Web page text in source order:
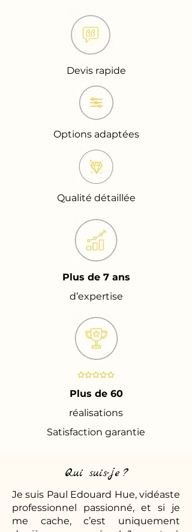
Devis rapide
Options adaptées
Qualité détaillée
Plus de 7 ans
d’expertise
Plus de 60
réalisations
Satisfaction garantie
Qui suis-je ?
Je suis Paul Edouard Hue, vidéaste
professionnel passionné, et si je
me cache, c’est uniquement